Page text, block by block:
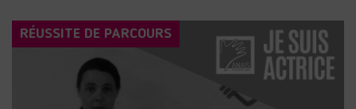
RÉUSSITE DE PARCOURS